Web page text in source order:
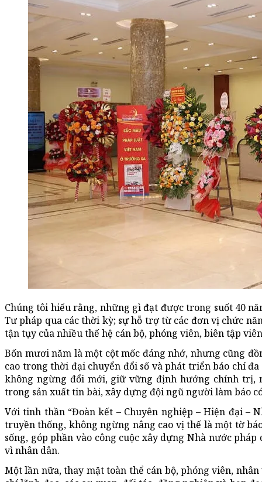
Chúng tôi hiểu rằng, những gì đạt được trong suốt 40
Tư pháp qua các thời kỳ; sự hỗ trợ từ các đơn vị chức
tận tụy của nhiều thế hệ cán bộ, phóng viên, biên tập
Bốn mươi năm là một cột mốc đáng nhớ, nhưng cũng
cao trong thời đại chuyển đổi số và phát triển báo chí
không ngừng đổi mới, giữ vững định hướng chính trị,
trong sản xuất tin bài, xây dựng đội ngũ người làm báo
Với tinh thần “Đoàn kết – Chuyên nghiệp – Hiện đại –
truyền thống, không ngừng nâng cao vị thế là một tờ
sống, góp phần vào công cuộc xây dựng Nhà nước
vì nhân dân.
Một lần nữa, thay mặt toàn thể cán bộ, phóng viên,